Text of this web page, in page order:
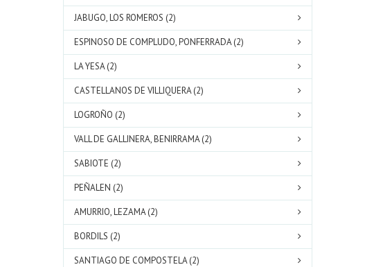
JABUGO, LOS ROMEROS (2)
ESPINOSO DE COMPLUDO, PONFERRADA (2)
LA YESA (2)
CASTELLANOS DE VILLIQUERA (2)
LOGROÑO (2)
VALL DE GALLINERA, BENIRRAMA (2)
SABIOTE (2)
PEÑALEN (2)
AMURRIO, LEZAMA (2)
BORDILS (2)
SANTIAGO DE COMPOSTELA (2)